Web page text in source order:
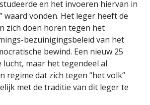
en het invoeren hiervan in
waard vonden. Het leger heeft de
zich doen horen tegen het
bezuinigingsbeleid van het
bewind. Een nieuw 25
maar het tegendeel al
regime dat zich tegen “het volk”
met de traditie van dit leger te